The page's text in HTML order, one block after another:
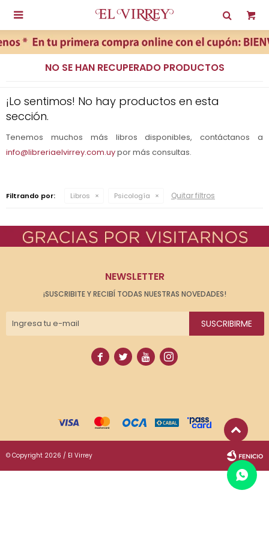

NO SE HAN RECUPERADO PRODUCTOS
¡Lo sentimos! No hay productos en esta
sección.
Tenemos muchos más libros disponibles, contáctanos a
info@libreriaelvirrey.com.uypor más consultas.
Filtrando por: Libros Psicología Quitar filtros
NEWSLETTER
¡SUSCRIBITE Y RECIBÍ TODAS NUESTRAS NOVEDADES!
SUSCRIBIRME
   
© Copyright 2026 / El Virrey